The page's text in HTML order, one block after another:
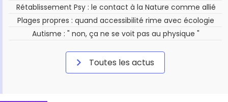
Rétablissement Psy : le contact à la Nature comme allié
Plages propres : quand accessibilité rime avec écologie
Autisme : " non, ça ne se voit pas au physique "
Toutes les actus